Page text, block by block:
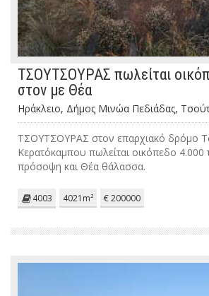
ΤΣΟΥΤΣΟΥΡΑΣ πωλείται
στον με Θέα
Ηράκλειο, Δήμος Μινώα Πεδιάδας,
ΤΣΟΥΤΣΟΥΡΑΣ στον επαρχιακό δρόμο
Κερατόκαμπου πωλείται οικόπεδο 4.000
πρόσοψη και Θέα θάλασσα.
4003 4021m² € 200000